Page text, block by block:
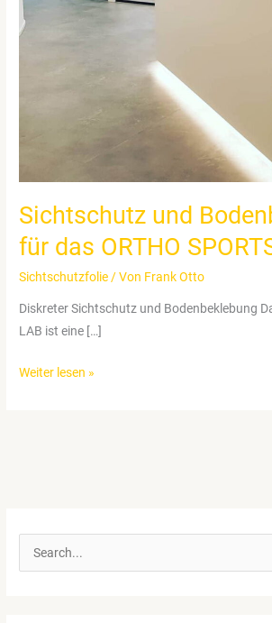
Sichtschutz und
für das ORTHO
Sichtschutzfolie / Von Frank Otto
Diskreter Sichtschutz und Bodenbeklebung
LAB ist eine […]
Sichtschutz
Weiter lesen »
u